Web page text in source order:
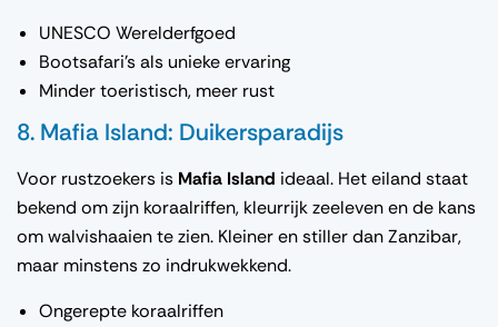
UNESCO Werelderfgoed
Bootsafari’s als unieke ervaring
Minder toeristisch, meer rust
8. Mafia Island: Duikersparadijs
Voor rustzoekers is Mafia Island ideaal. Het eiland staat
bekend om zijn koraalriffen, kleurrijk zeeleven en de kans
om walvishaaien te zien. Kleiner en stiller dan Zanzibar,
maar minstens zo indrukwekkend.
Ongerepte koraalriffen